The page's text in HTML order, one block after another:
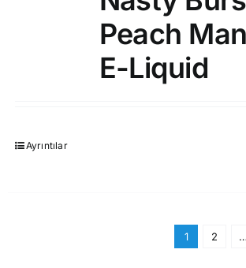
Peach
E-Liquid
Ayrıntılar
1 2 …